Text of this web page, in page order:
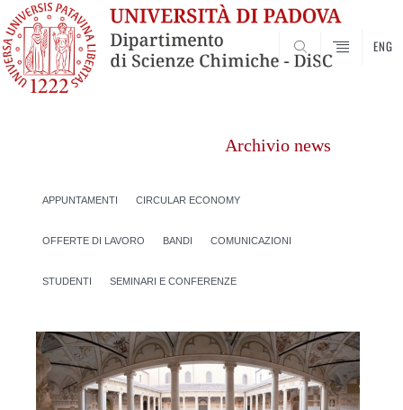
SEARCH
ENG
Archivio news
APPUNTAMENTI CIRCULAR ECONOMY
OFFERTE DI LAVORO BANDI COMUNICAZIONI
STUDENTI SEMINARI E CONFERENZE